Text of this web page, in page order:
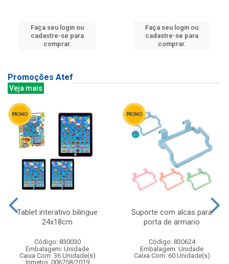
Faça seu login ou
cadastre-se para
comprar.
Faça seu login ou
cadastre-se para
comprar.
Promoções Atef
Veja mais
Tablet interativo bilingue
24x18cm
Código: 830030
Embalagem: Unidade
Caixa Com: 36 Unidade(s)
Inmetro: 006758/2019
Suporte com alcas para
porta de armario
Código: 830624
Embalagem: Unidade
Caixa Com: 60 Unidade(s)